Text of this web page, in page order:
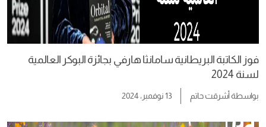
فوز الكاتبة البريطانية سامانثا هارفي بجائزة البوكر العالمية
لسنة 2024
بواسطةأشرقت حاتم 13 نوفمبر، 2024